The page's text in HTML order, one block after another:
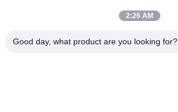
kim loại, 500 giờ phun muối,
Nói Chuyện Ngay.
2:26 AM
Good day, what product are you looking for?